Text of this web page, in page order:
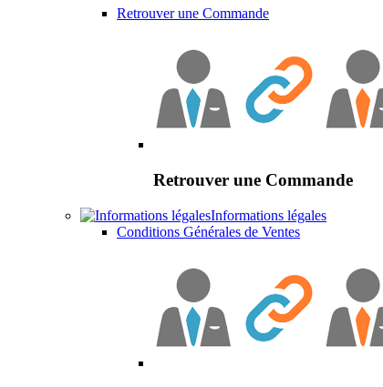
Retrouver une Commande
Retrouver une Commande
Informations légales
Conditions Générales de Ventes